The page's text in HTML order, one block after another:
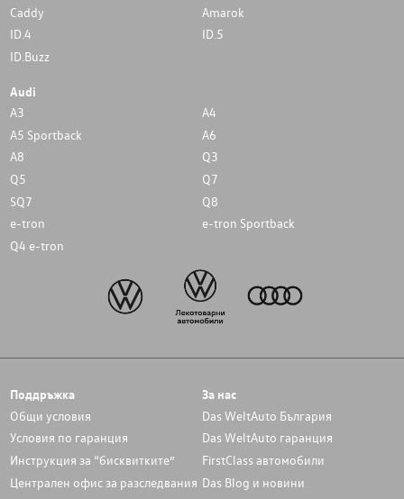
Caddy
Amarok
ID.4
ID.5
ID.Buzz
Audi
A3
A4
A5 Sportback
A6
A8
Q3
Q5
Q7
SQ7
Q8
e-tron
e-tron Sportback
Q4 e-tron
Поддръжка
Общи условия
Условия по гаранция
Инструкция за “бисквитките”
Централен офис за разследвания
За нас
Das WeltAuto България
Das WeltAuto гаранция
FirstClass автомобили
Das Blog и новини